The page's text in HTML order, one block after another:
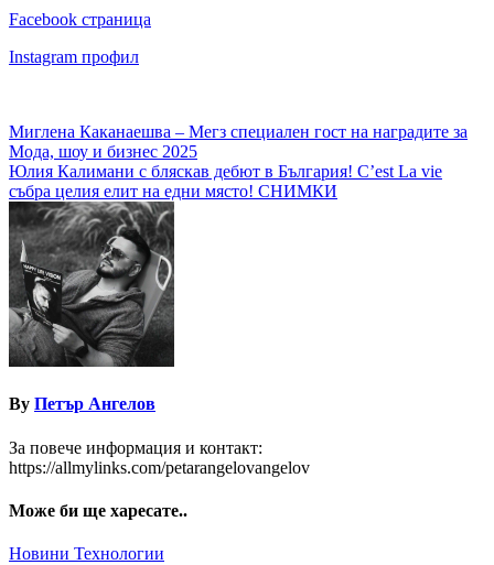
Facebook страница
Instagram профил
Навигация
Миглена Каканаешва – Мегз специален гост на наградите за
Мода, шоу и бизнес 2025
Юлия Калимани с бляскав дебют в България! C’est La vie
събра целия елит на едни място! СНИМКИ
By Петър Ангелов
За повече информация и контакт:
https://allmylinks.com/petarangelovangelov
Може би ще харесате..
Новини Технологии